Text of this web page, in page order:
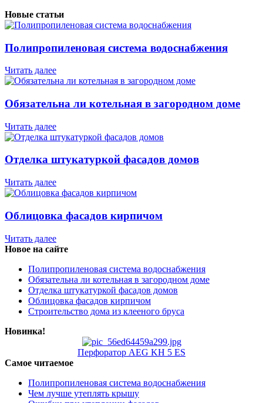
Новые статьи
Полипропиленовая система водоснабжения
Читать далее
Обязательна ли котельная в загородном доме
Читать далее
Отделка штукатуркой фасадов домов
Читать далее
Облицовка фасадов кирпичом
Читать далее
Новое на сайте
Полипропиленовая система водоснабжения
Обязательна ли котельная в загородном доме
Отделка штукатуркой фасадов домов
Облицовка фасадов кирпичом
Строительство дома из клееного бруса
Новинка!
Перфоратор AEG KH 5 ES
Самое читаемое
Полипропиленовая система водоснабжения
Чем лучше утеплять крышу